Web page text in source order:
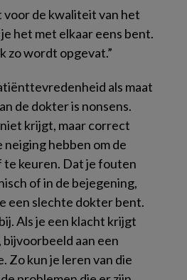
voor de kwaliteit van het
het met elkaar eens bent.
zo wordt opgevat.”
als maat
de dokter is nonsens.
krijgt, maar correct
neiging hebben om de
te keuren. Dat je fouten
of in de bejegening,
een slechte dokter bent.
Als je een klacht krijgt
bijvoorbeeld aan een
Zo kun je leren van die